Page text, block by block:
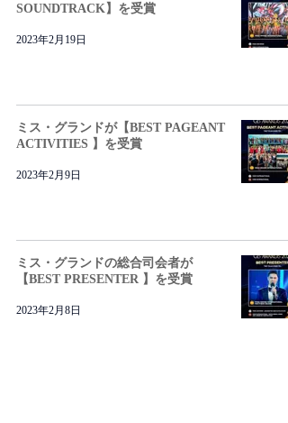
SOUNDTRACK】を受賞
2023年2月19日
ミス・グランドが【BEST PAGEANT
ACTIVITIES 】を受賞
2023年2月9日
ミス・グランドの総合司会者が
【BEST PRESENTER 】を受賞
2023年2月8日